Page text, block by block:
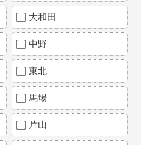
大和田
中野
東北
馬場
片山